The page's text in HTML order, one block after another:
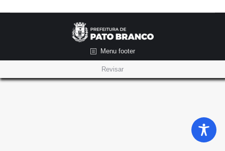
Menu footer
Revisar